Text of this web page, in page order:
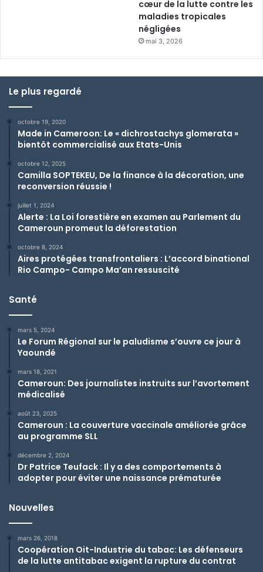
cœur de la lutte contre les
maladies tropicales
négligées
mai 3, 2026
Le plus regardé
octobre 19, 2020
Made in Cameroon: Le « dichrostachys glomerata »
bientôt commercialisé aux Etats-Unis
octobre 12, 2025
Camilla SOPTEKEU, De la finance à la décoration, une
reconversion réussie !
juillet 1, 2024
Alerte : La Loi forestière en examen au Parlement du
Cameroun promeut la déforestation
octobre 8, 2024
Aires protégées transfrontaliers : L’accord binational
Rio Campo- Campo Ma’an ressuscité
Santé
mars 5, 2024
Le Forum Régional sur le paludisme s’ouvre ce jour à
Yaoundé
mars 18, 2021
Cameroun: Des journalistes instruits sur l’avortement
médicalisé
août 23, 2025
Cameroun : La couverture vaccinale améliorée grâce
au programme SLL
décembre 2, 2024
Dr Patrice Teufack : Il y a des comportements à
adopter pour éviter une naissance prématurée
Nouvelles
mars 26, 2018
Coopération Oit-Industrie du tabac: Les défenseurs
de la lutte antitabac exigent la rupture du contrat